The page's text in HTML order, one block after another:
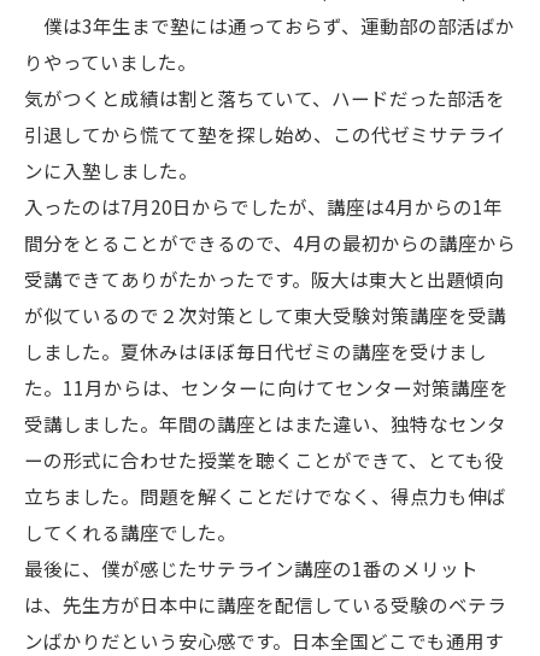
僕は3年生まで塾には通っておらず、運動部の部活ばか
りやっていました。
気がつくと成績は割と落ちていて、ハードだった部活を
引退してから慌てて塾を探し始め、この代ゼミサテライ
ンに入塾しました。
入ったのは7月20日からでしたが、講座は4月からの1年
間分をとることができるので、4月の最初からの講座から
受講できてありがたかったです。阪大は東大と出題傾向
が似ているので２次対策として東大受験対策講座を受講
しました。夏休みはほぼ毎日代ゼミの講座を受けまし
た。11月からは、センターに向けてセンター対策講座を
受講しました。年間の講座とはまた違い、独特なセンタ
ーの形式に合わせた授業を聴くことができて、とても役
立ちました。問題を解くことだけでなく、得点力も伸ば
してくれる講座でした。
最後に、僕が感じたサテライン講座の1番のメリット
は、先生方が日本中に講座を配信している受験のベテラ
ンばかりだという安心感です。日本全国どこでも通用す